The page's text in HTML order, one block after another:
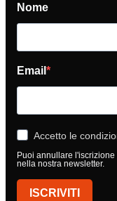
Nome
Email
Accetto le
Puoi annullare
nella nostra newsletter.
ISCRIVITI